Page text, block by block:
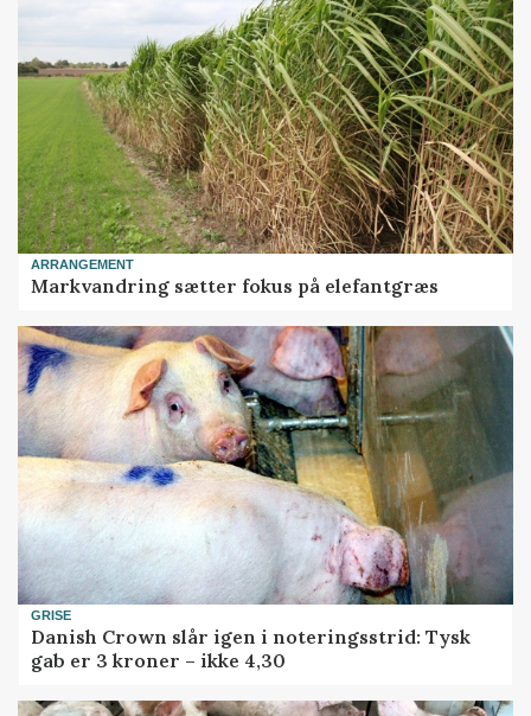
ARRANGEMENT
Markvandring sætter fokus på elefantgræs
GRISE
Danish Crown slår igen i noteringsstrid: Tysk
gab er 3 kroner – ikke 4,30